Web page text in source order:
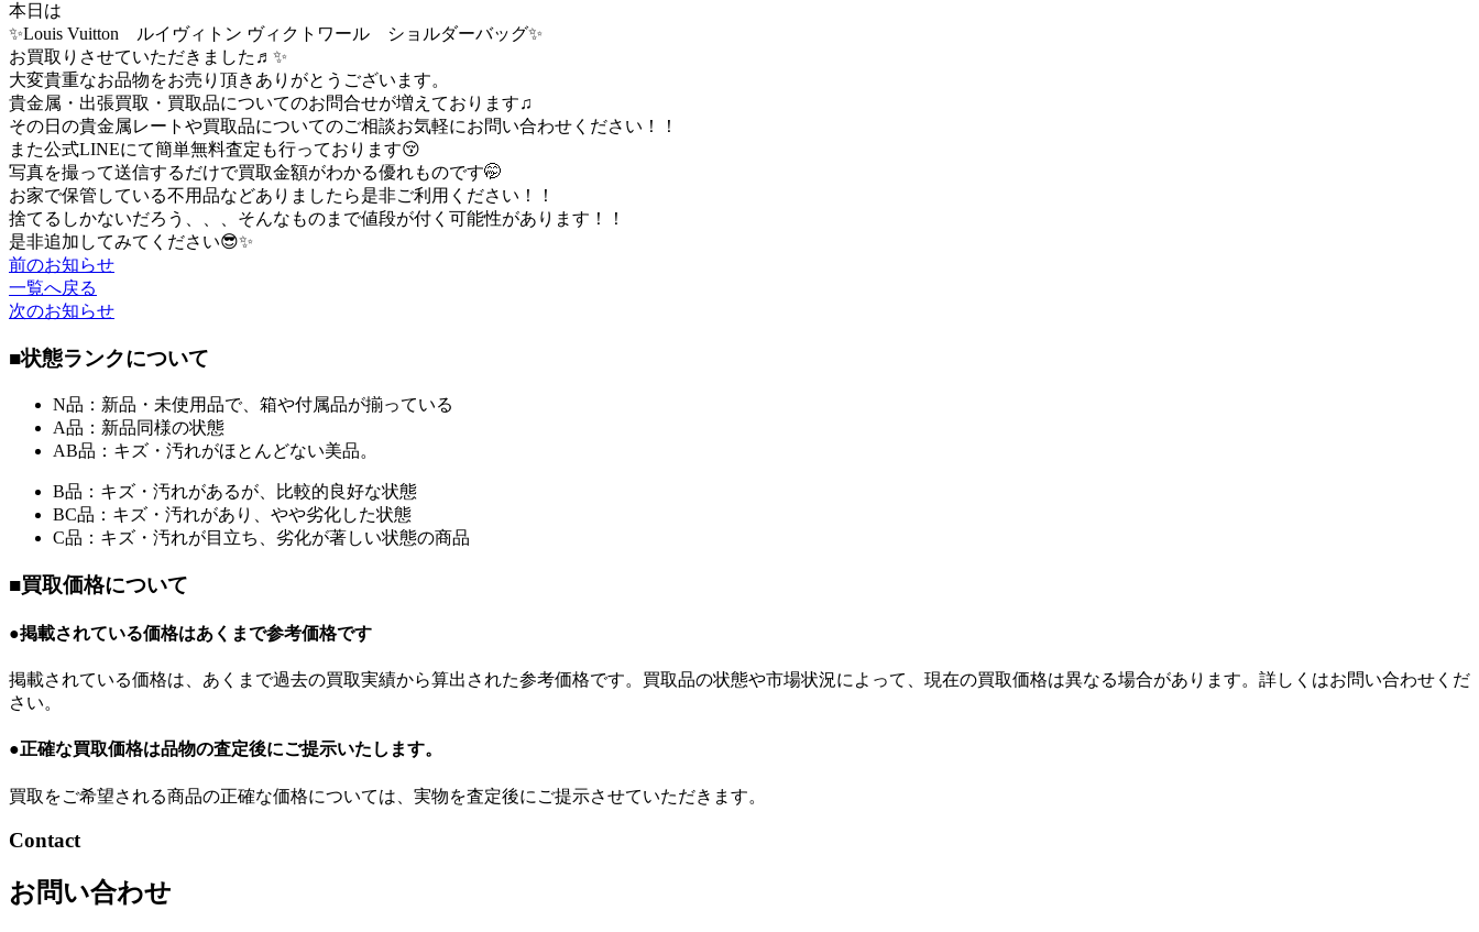
本日は
✨Louis Vuitton ルイヴィトン ヴィクトワール ショルダーバッグ✨
お買取りさせていただきました♬✨
大変貴重なお品物をお売り頂きありがとうございます。
貴金属・出張買取・買取品についてのお問合せが増えております♫
その日の貴金属レートや買取品についてのご相談お気軽にお問い合わせください！！
また公式LINEにて簡単無料査定も行っております😚
写真を撮って送信するだけで買取金額がわかる優れものです🤭
お家で保管している不用品などありましたら是非ご利用ください！！
捨てるしかないだろう、、、そんなものまで値段が付く可能性があります！！
是非追加してみてください😎✨
前のお知らせ
一覧へ戻る
次のお知らせ
■状態ランクについて
N品：新品・未使用品で、箱や付属品が揃っている
A品：新品同様の状態
AB品：キズ・汚れがほとんどない美品。
B品：キズ・汚れがあるが、比較的良好な状態
BC品：キズ・汚れがあり、やや劣化した状態
C品：キズ・汚れが目立ち、劣化が著しい状態の商品
■買取価格について
●掲載されている価格はあくまで参考価格です
掲載されている価格は、あくまで過去の買取実績から算出された参考価格です。買取品の状態や市場状況によって、現在の買取価格は異なる場合があります。詳しくはお問い合わせくだ
さい。
●正確な買取価格は品物の査定後にご提示いたします。
買取をご希望される商品の正確な価格については、実物を査定後にご提示させていただきます。
Contact
お問い合わせ